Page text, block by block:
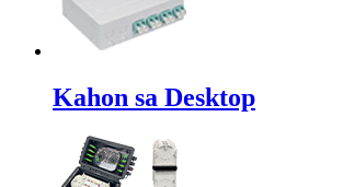
Kahon sa Desktop